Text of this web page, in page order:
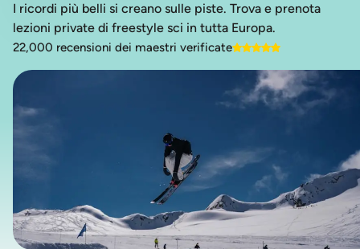
I ricordi più belli si creano sulle piste. Trova e prenota
lezioni private di freestyle sci in tutta Europa.
22,000 recensioni dei maestri verificate